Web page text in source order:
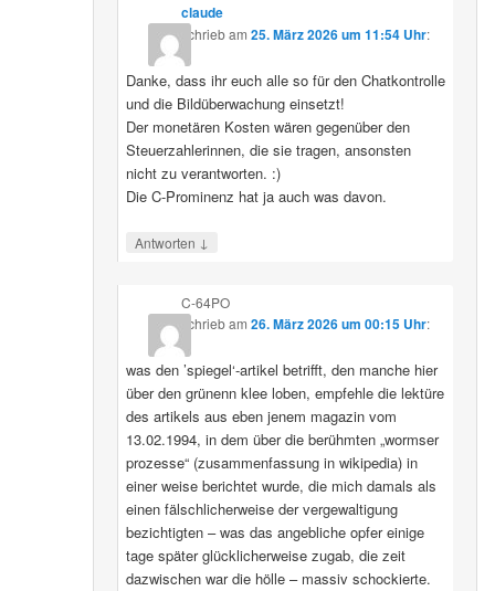
claude
schriebam 25. März 2026 um 11:54 Uhr:
Danke, dass ihr euch alle so für den Chatkontrolle
und die Bildüberwachung einsetzt!
Der monetären Kosten wären gegenüber den
Steuerzahlerinnen, die sie tragen, ansonsten
nicht zu verantworten. :)
Die C-Prominenz hat ja auch was davon.
Antworten ↓
C-64PO
schriebam 26. März 2026 um 00:15 Uhr:
was den ’spiegel‘-artikel betrifft, den manche hier
über den grünenn klee loben, empfehle die lektüre
des artikels aus eben jenem magazin vom
13.02.1994, in dem über die berühmten „wormser
prozesse“ (zusammenfassung in wikipedia) in
einer weise berichtet wurde, die mich damals als
einen fälschlicherweise der vergewaltigung
bezichtigten – was das angebliche opfer einige
tage später glücklicherweise zugab, die zeit
dazwischen war die hölle – massiv schockierte.